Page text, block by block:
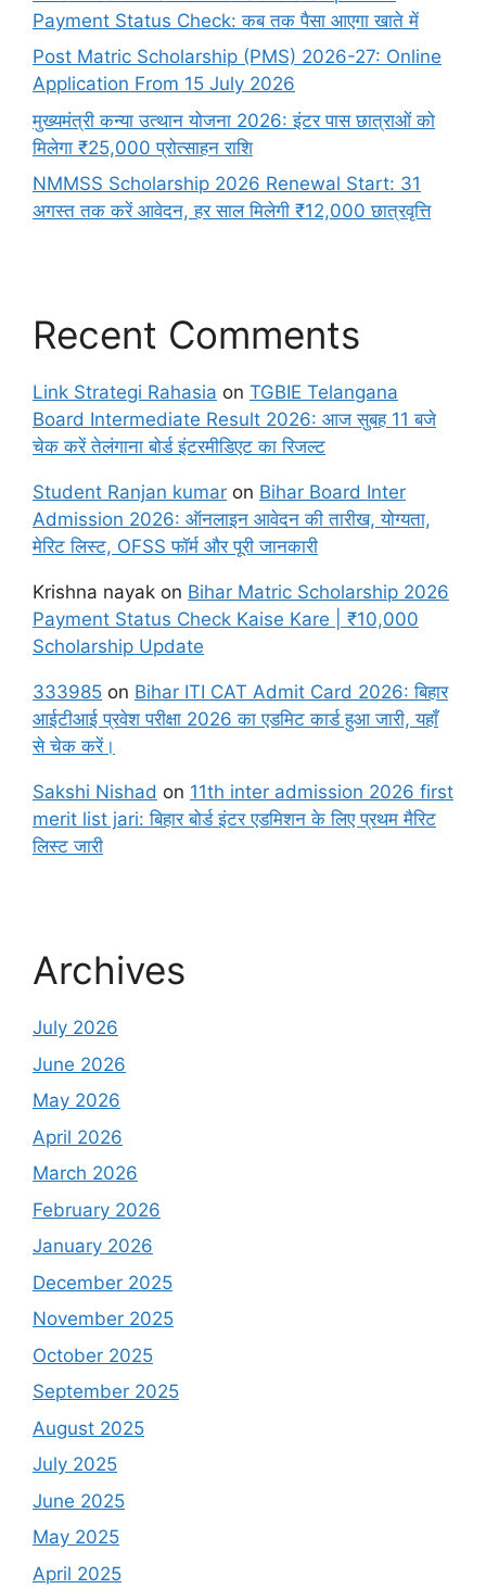
Payment Status Check: कब तक पैसा आएगा खाते में
Post Matric Scholarship (PMS) 2026-27: Online
Application From 15 July 2026
मुख्यमंत्री कन्या उत्थान योजना 2026: इंटर पास छात्राओं को
मिलेगा ₹25,000 प्रोत्साहन राशि
NMMSS Scholarship 2026 Renewal Start: 31
अगस्त तक करें आवेदन, हर साल मिलेगी ₹12,000 छात्रवृत्ति
Recent Comments
Link Strategi Rahasia on TGBIE Telangana
Board Intermediate Result 2026: आज सुबह 11 बजे
चेक करें तेलंगाना बोर्ड इंटरमीडिएट का रिजल्ट
Student Ranjan kumar on Bihar Board Inter
Admission 2026: ऑनलाइन आवेदन की तारीख, योग्यता,
मेरिट लिस्ट, OFSS फॉर्म और पूरी जानकारी
Krishna nayak on Bihar Matric Scholarship 2026
Payment Status Check Kaise Kare | ₹10,000
Scholarship Update
333985 on Bihar ITI CAT Admit Card 2026: बिहार
आईटीआई प्रवेश परीक्षा 2026 का एडमिट कार्ड हुआ जारी, यहाँ
से चेक करें।
Sakshi Nishad on 11th inter admission 2026 first
merit list jari: बिहार बोर्ड इंटर एडमिशन के लिए प्रथम मैरिट
लिस्ट जारी
Archives
July 2026
June 2026
May 2026
April 2026
March 2026
February 2026
January 2026
December 2025
November 2025
October 2025
September 2025
August 2025
July 2025
June 2025
May 2025
April 2025